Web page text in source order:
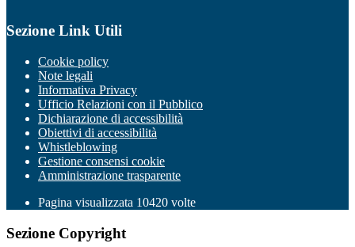
Sezione Link Utili
Cookie policy
Note legali
Informativa Privacy
Ufficio Relazioni con il Pubblico
Dichiarazione di accessibilità
Obiettivi di accessibilità
Whistleblowing
Gestione consensi cookie
Amministrazione trasparente
Pagina visualizzata 10420 volte
Sezione Copyright